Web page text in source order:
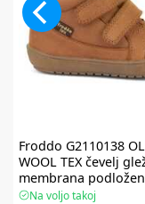
Froddo G2110138
WOOL TEX čevelj
membrana
Na voljo takoj